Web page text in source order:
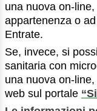
una nuova on-
appartenenza o
Entrate.
Se, invece, si
sanitaria con
una nuova on-
web sul portale